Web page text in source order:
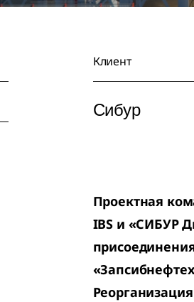
Клиент
Сибур
Проектная
IBS и «СИБУР